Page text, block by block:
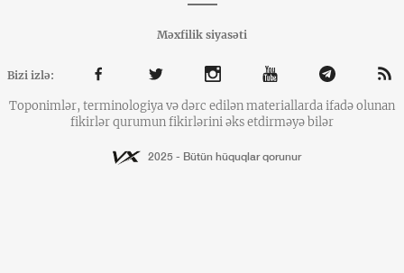
Məxfilik siyasəti
Bizi izlə:
Toponimlər, terminologiya və dərc edilən materiallarda ifadə olunan
fikirlər qurumun fikirlərini əks etdirməyə bilər
2025 - Bütün hüquqlar qorunur